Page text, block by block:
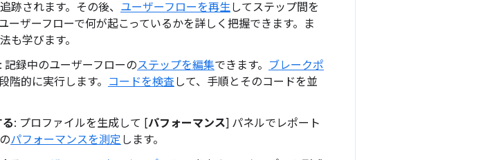
跡されます。その後、 ユーザーフローを再生してステップ間を
ーザーフローで何が起こっているかを詳しく把握できます。ま
も学びます。
: 記録中のユーザーフローのステップを編集できます。 ブレークポ
階的に実行します。 コードを検査して、手順とそのコードを並
: プロファイルを生成して [パフォーマンス] パネルでレポート
パフォーマンスを測定 します。